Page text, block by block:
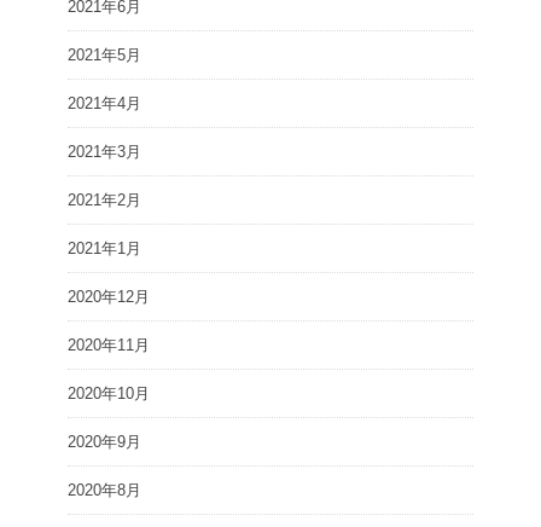
2021年6月
2021年5月
2021年4月
2021年3月
2021年2月
2021年1月
2020年12月
2020年11月
2020年10月
2020年9月
2020年8月